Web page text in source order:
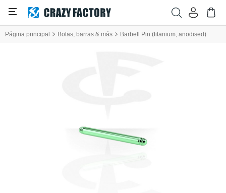
Página principal Bolas, barras & más Barbell Pin (titanium, anodised)